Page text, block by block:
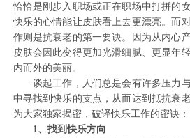
恰恰是刚步入职场或正在职场中打拼的
快乐的心情能让皮肤看上去更漂亮。而
作则是抗衰老的第一要诀。因为从内心
皮肤会因此变得更加光滑细腻、更显年
内而外的美丽。
谈起工作，人们总是会有许多压力与
中寻找到快乐的支点，从而达到抵抗衰
为大家独家揭密，破译快乐工作的密诀：
1、找到快乐方向